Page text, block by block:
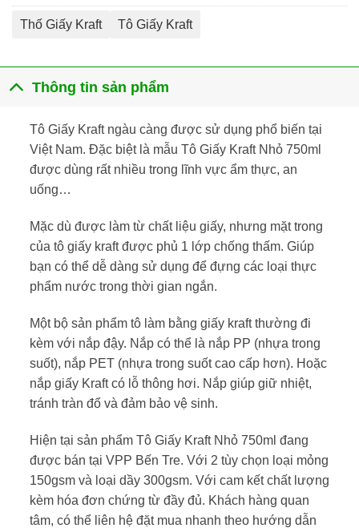
Thố Giấy Kraft Tô Giấy Kraft
Thông tin sản phẩm
Tô Giấy Kraft ngàu càng được sử dụng phổ biến tại
Việt Nam. Đặc biệt là mẫu Tô Giấy Kraft Nhỏ 750ml
được dùng rất nhiều trong lĩnh vực ẩm thực, an
uống…
Mặc dù được làm từ chất liệu giấy, nhưng mặt trong
của tô giấy kraft được phủ 1 lớp chống thấm. Giúp
bạn có thể dễ dàng sử dụng để đựng các loại thực
phẩm nước trong thời gian ngắn.
Một bộ sản phẩm tô làm bằng giấy kraft thường đi
kèm với nắp đậy. Nắp có thể là nắp PP (nhựa trong
suốt), nắp PET (nhựa trong suốt cao cấp hơn). Hoặc
nắp giấy Kraft có lỗ thông hơi. Nắp giúp giữ nhiệt,
tránh tràn đổ và đảm bảo vệ sinh.
Hiện tại sản phẩm Tô Giấy Kraft Nhỏ 750ml đang
được bán tại VPP Bến Tre. Với 2 tùy chọn loại mỏng
150gsm và loại dầy 300gsm. Với cam kết chất lượng
kèm hóa đơn chứng từ đầy đủ. Khách hàng quan
tâm, có thể liên hệ đặt mua nhanh theo hướng dẫn